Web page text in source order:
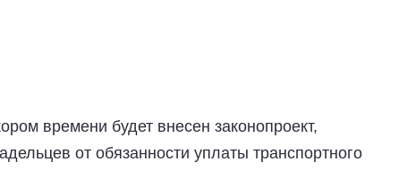
времени будет внесен законопроект,
от обязанности уплаты транспортного